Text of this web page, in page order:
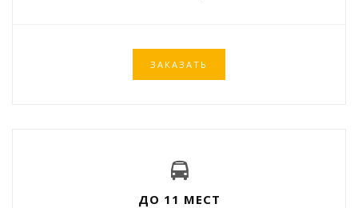
ЗАКАЗАТЬ
ДО 11 МЕСТ